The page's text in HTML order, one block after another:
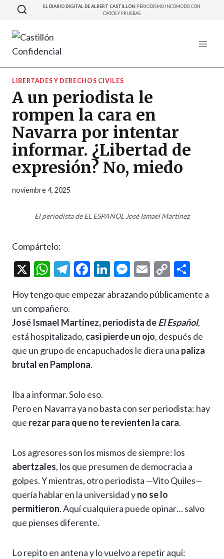
Saltar
contenido
EL DIARIO DIGITAL DE ALBERT CASTILLÓN. PERIODISMO INCÓMODO CON
DATOS Y PRUEBAS
LIBERTADES Y DERECHOS CIVILES
A un periodista le
rompen la cara en
Navarra por intentar
informar. ¿Libertad de
expresión? No, miedo
noviembre 4, 2025
El periodista de EL ESPAÑOL José Ismael Martínez
Compártelo:
X
W
at
s
A
p
p
T
e
gr
a
m
F
e
b
o
o
k
Li
ke
dI
n
M
se
n
g
er
E
ai
l
C
p
y
Li
n
m
p
ar
ti
Hoy tengo que empezar abrazando públicamente a
un compañero.
José Ismael Martínez, periodista deEl Español,
está hospitalizado, casi pierde un ojo, después de
que un grupo de encapuchados le diera una paliza
brutal en Pamplona.
Iba a informar. Solo eso.
Pero en Navarra ya no basta con ser periodista: hay
que rezar para que no te revienten la cara.
Los agresores son los mismos de siempre: los
abertzales, los que presumen de democracia a
golpes. Y mientras, otro periodista —Vito Quiles—
quería hablar en la universidad yno se lo
permitieron. Aquí cualquiera puede opinar… salvo
que pienses diferente.
Lo repito en antena y lo vuelvo a repetir aquí: